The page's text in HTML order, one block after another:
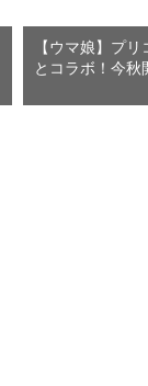
【ウマ娘】プ
とコラボ！今秋